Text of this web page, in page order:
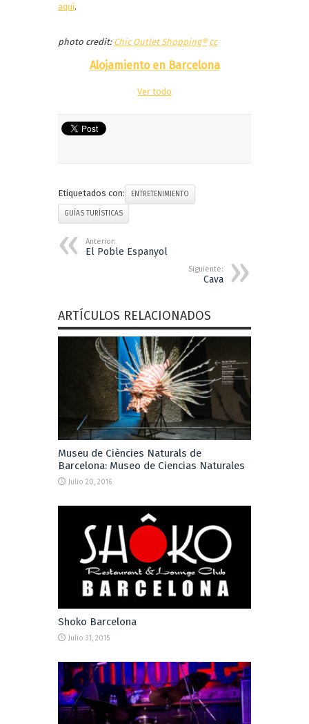
aquí.
photo credit: Chic Outlet Shopping® cc
Alojamiento en Barcelona
Ver todo
Etiquetados con: ENTRETENIMIENTO
GUÍAS TURÍSTICAS
Anterior:
El Poble Espanyol
Siguiente:
Cava
ARTÍCULOS RELACIONADOS
Museu de Ciències Naturals de
Barcelona: Museo de Ciencias Naturales
Julio 20, 2016
Shoko Barcelona
Julio 31, 2015